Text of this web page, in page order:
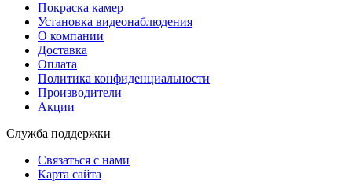
Покраска камер
Установка видеонаблюдения
О компании
Доставка
Оплата
Политика конфиденциальности
Производители
Акции
Служба поддержки
Связаться с нами
Карта сайта